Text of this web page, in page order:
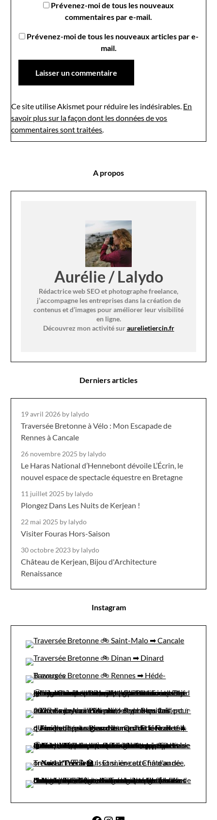
Prévenez-moi de tous les nouveaux
commentaires par e-mail.
Prévenez-moi de tous les nouveaux articles par e-
mail.
Ce site utilise Akismet pour réduire les indésirables. En
savoir plus sur la façon dont les données de vos
commentaires sont traitées.
A propos
Aurélie / Lalydo
Rédactrice web SEO et photographe freelance,
j’accompagne les entreprises dans la création de
contenus et d’images pour améliorer leur visibilité
en ligne.
Découvrez mon activité suraurelietiercin.fr
Derniers articles
19 avril 2026 by lalydo
Traversée Bretonne à Vélo : Mon Escapade de
Rennes à Cancale
26 novembre 2025 by lalydo
Le Haras National d’Hennebont dévoile L’Écrin, le
nouvel espace de spectacle équestre en Bretagne
11 juillet 2025 by lalydo
Plongez Dans Les Nuits de Kerjean !
22 mai 2025 by lalydo
Visiter Fouras Hors-Saison
30 octobre 2023 by lalydo
Château de Kerjean, Bijou d'Architecture
Renaissance
Instagram